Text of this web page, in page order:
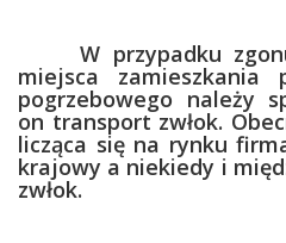
W przypadku
miejsca zamieszkania
pogrzebowego należy
on transport zwłok.
licząca się na rynku
krajowy a niekiedy i
zwłok.